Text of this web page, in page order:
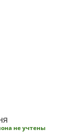
не учтены